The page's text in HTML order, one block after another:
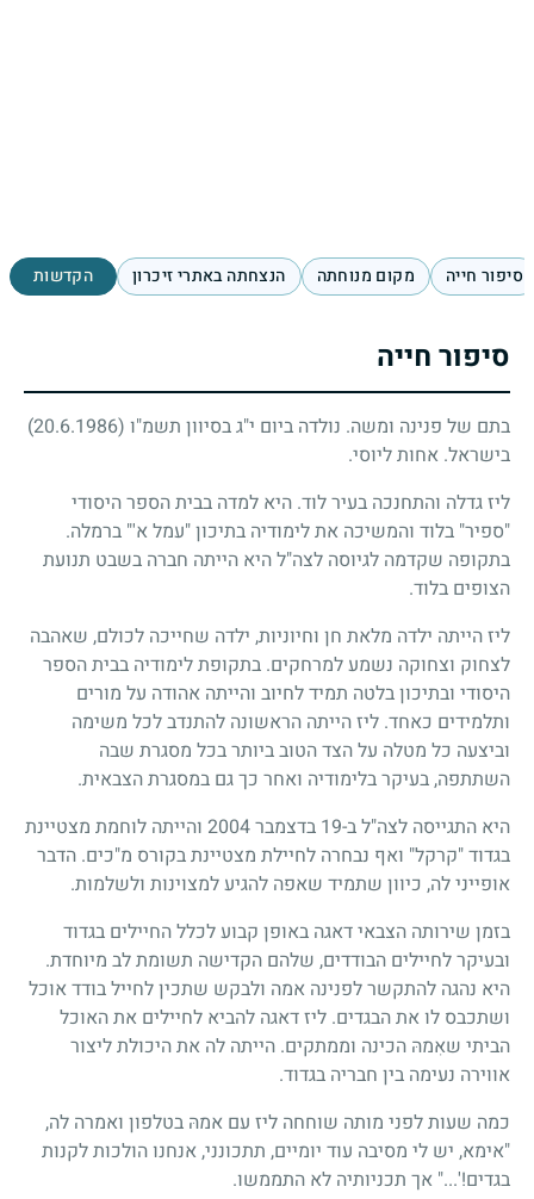
סיפור חייה מקום מנוחתה הנצחתה באתרי זיכרון הקדשות
סיפור חייה
בתם של פנינה ומשה. נולדה ביום י"ג בסיוון תשמ"ו (20.6.1986)
בישראל. אחות ליוסי.
ליז גדלה והתחנכה בעיר לוד. היא למדה בבית הספר היסודי
"ספיר" בלוד והמשיכה את לימודיה בתיכון "עמל א'" ברמלה.
בתקופה שקדמה לגיוסה לצה"ל היא הייתה חברה בשבט תנועת
הצופים בלוד.
ליז הייתה ילדה מלאת חן וחיוניות, ילדה שחייכה לכולם, שאהבה
לצחוק וצחוקה נשמע למרחקים. בתקופת לימודיה בבית הספר
היסודי ובתיכון בלטה תמיד לחיוב והייתה אהודה על מורים
ותלמידים כאחד. ליז הייתה הראשונה להתנדב לכל משימה
וביצעה כל מטלה על הצד הטוב ביותר בכל מסגרת שבה
השתתפה, בעיקר בלימודיה ואחר כך גם במסגרת הצבאית.
היא התגייסה לצה"ל ב-19 בדצמבר 2004 והייתה לוחמת מצטיינת
בגדוד "קרקל" ואף נבחרה לחיילת מצטיינת בקורס מ"כים. הדבר
אופייני לה, כיוון שתמיד שאפה להגיע למצוינות ולשלמות.
בזמן שירותה הצבאי דאגה באופן קבוע לכלל החיילים בגדוד
ובעיקר לחיילים הבודדים, שלהם הקדישה תשומת לב מיוחדת.
היא נהגה להתקשר לפנינה אמה ולבקש שתכין לחייל בודד אוכל
ושתכבס לו את הבגדים. ליז דאגה להביא לחיילים את האוכל
הביתי שאִמהּ הכינה וממתקים. הייתה לה את היכולת ליצור
אווירה נעימה בין חבריה בגדוד.
כמה שעות לפני מותה שוחחה ליז עם אמהּ בטלפון ואמרה לה,
"אימא, יש לי מסיבה עוד יומיים, תתכונני, אנחנו הולכות לקנות
בגדים!'..." אך תכניותיה לא התממשו.